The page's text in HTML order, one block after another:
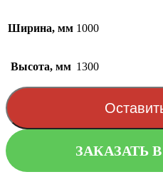
Ширина, мм 1000
Высота, мм 1300
ЗАКАЗАТЬ В